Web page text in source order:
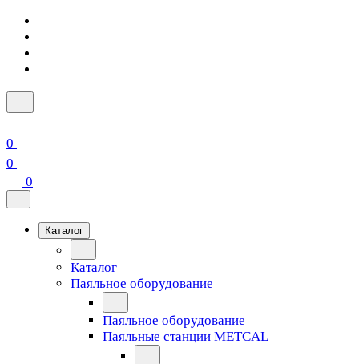
0
0
0
Каталог
Каталог
Паяльное оборудование
Паяльное оборудование
Паяльные станции METCAL